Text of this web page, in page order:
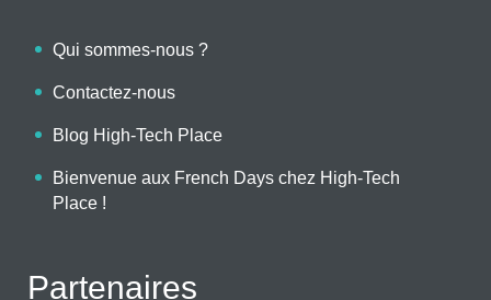
Qui sommes-nous ?
Contactez-nous
Blog High-Tech Place
Bienvenue aux French Days chez High-Tech
Place !
Partenaires